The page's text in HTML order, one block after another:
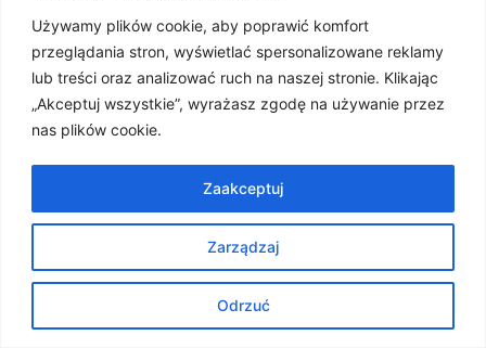
Używamy plików cookie, aby poprawić komfort
przeglądania stron, wyświetlać spersonalizowane reklamy
lub treści oraz analizować ruch na naszej stronie. Klikając
„Akceptuj wszystkie”, wyrażasz zgodę na używanie przez
nas plików cookie.
Zarządzaj
Odrzuć
Zaakceptuj
LEGO to firma, której nikomu przedstawiać nie
trzeba – jest absolutną ikoną starej, dobrej,
analogowej zabawy klockami i nie przedłużając, […]
Prawa autorskie © 2026 Znosne Newsy | Obsługiwane przez
Motyw Astra WordPress